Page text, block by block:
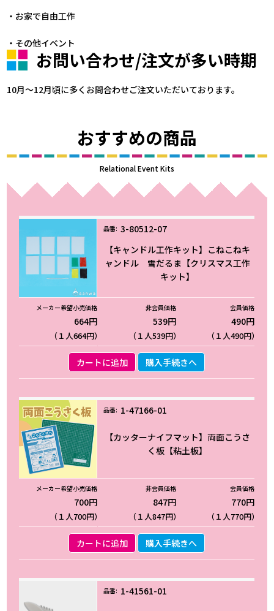
・お家で自由工作
・その他イベント
お問い合わせ/注文が多い時期
10月～12月頃に多くお問合わせご注文いただいております。
おすすめの商品
Relational Event Kits
3-80512-07
【キャンドル工作キット】こねこねキ
ャンドル 雪だるま【クリスマス工作
キット】
664円
（１人664円）
539円
（１人539円）
490円
（１人490円）
カートに追加 購入手続きへ
1-47166-01
【カッターナイフマット】両面こうさ
く板【粘土板】
700円
（１人700円）
847円
（１人847円）
770円
（１人770円）
カートに追加 購入手続きへ
1-41561-01